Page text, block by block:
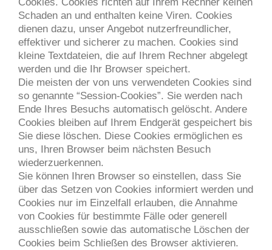
Schaden an und enthalten keine Viren. Cookies
dienen dazu, unser Angebot nutzerfreundlicher,
effektiver und sicherer zu machen. Cookies sind
kleine Textdateien, die auf Ihrem Rechner abgelegt
werden und die Ihr Browser speichert.
Die meisten der von uns verwendeten Cookies sind
so genannte “Session-Cookies”. Sie werden nach
Ende Ihres Besuchs automatisch gelöscht. Andere
Cookies bleiben auf Ihrem Endgerät gespeichert bis
Sie diese löschen. Diese Cookies ermöglichen es
uns, Ihren Browser beim nächsten Besuch
wiederzuerkennen.
Sie können Ihren Browser so einstellen, dass Sie
über das Setzen von Cookies informiert werden und
Cookies nur im Einzelfall erlauben, die Annahme
von Cookies für bestimmte Fälle oder generell
ausschließen sowie das automatische Löschen der
Cookies beim Schließen des Browser aktivieren.